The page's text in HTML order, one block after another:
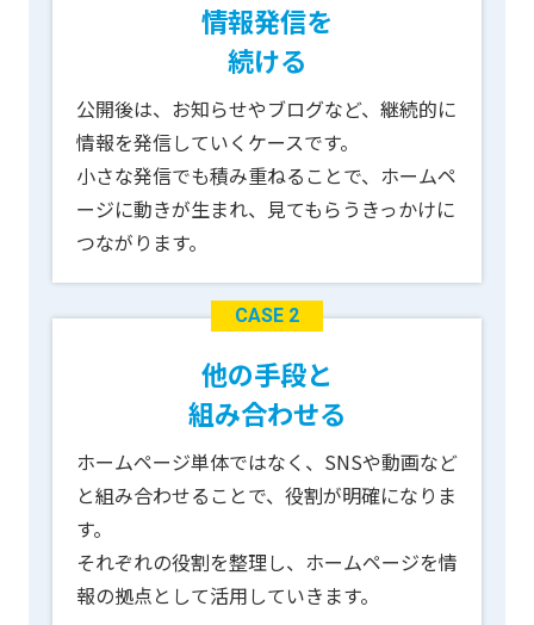
情報発信を
続ける
公開後は、お知らせやブログなど、継続的に
情報を発信していくケースです。
小さな発信でも積み重ねることで、ホームペ
ージに動きが生まれ、見てもらうきっかけに
つながります。
CASE 2
他の手段と
組み合わせる
ホームページ単体ではなく、SNSや動画など
と組み合わせることで、役割が明確になりま
す。
それぞれの役割を整理し、ホームページを情
報の拠点として活用していきます。